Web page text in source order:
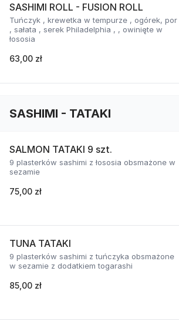
SASHIMI ROLL - FUSION ROLL
Tuńczyk , krewetka w tempurze , ogórek, por
, sałata , serek Philadelphia , , owinięte w
łososia
63,00 zł
SASHIMI - TATAKI
SALMON TATAKI 9 szt.
9 plasterków sashimi z łososia obsmażone w
sezamie
75,00 zł
TUNA TATAKI
9 plasterków sashimi z tuńczyka obsmażone
w sezamie z dodatkiem togarashi
85,00 zł